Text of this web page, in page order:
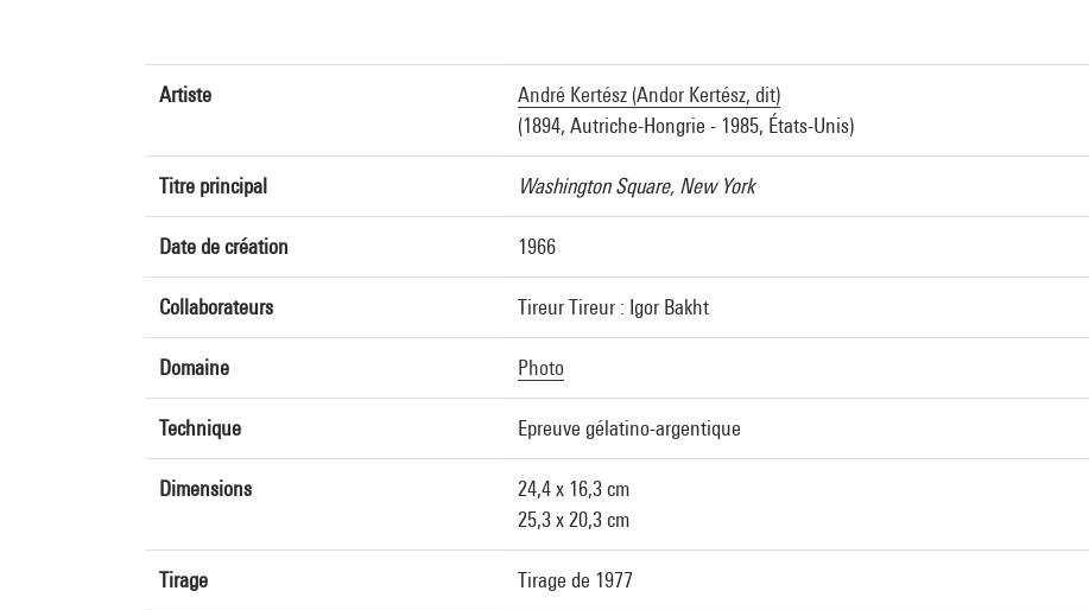
Artiste
André Kertész (Andor Kertész, dit)
(1894, Autriche-Hongrie - 1985, États-Unis)
Titre principal Washington Square, New York
Date de création 1966
Collaborateurs Tireur Tireur : Igor Bakht
Domaine Photo
Technique Epreuve gélatino-argentique
Dimensions
24,4 x 16,3 cm
25,3 x 20,3 cm
Tirage Tirage de 1977